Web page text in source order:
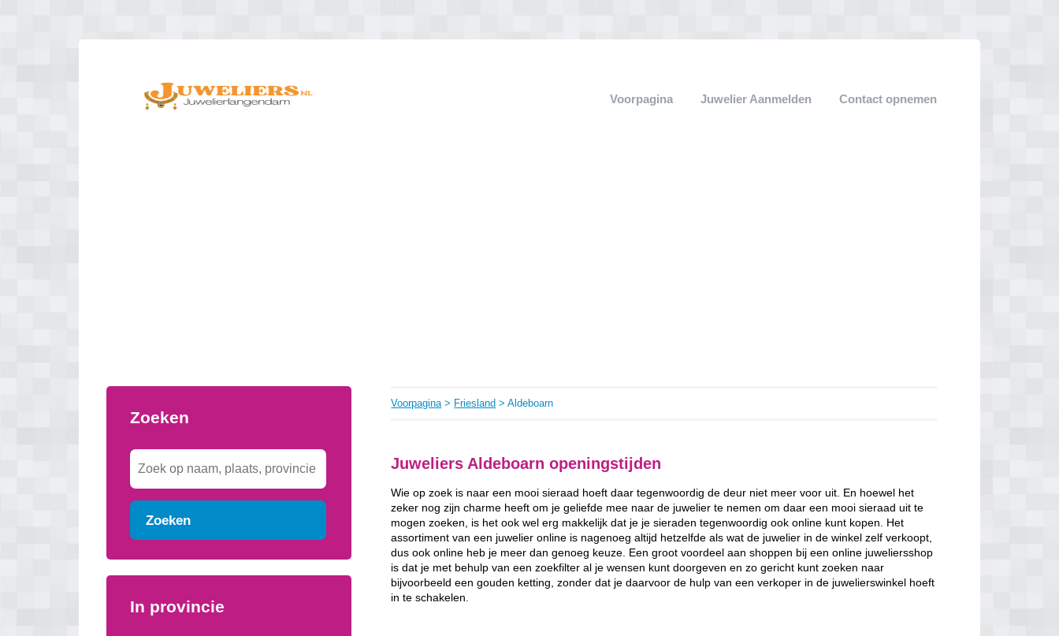
Voorpagina Juwelier Aanmelden Contact opnemen
Zoeken
Zoeken
In provincie
Voorpagina> Friesland > Aldeboarn
Juweliers Aldeboarn openingstijden
Wie op zoek is naar een mooi sieraad hoeft daar tegenwoordig de deur niet meer voor uit. En hoewel het
zeker nog zijn charme heeft om je geliefde mee naar de juwelier te nemen om daar een mooi sieraad uit te
mogen zoeken, is het ook wel erg makkelijk dat je je sieraden tegenwoordig ook online kunt kopen. Het
assortiment van een juwelier online is nagenoeg altijd hetzelfde als wat de juwelier in de winkel zelf verkoopt,
dus ook online heb je meer dan genoeg keuze. Een groot voordeel aan shoppen bij een online juweliersshop
is dat je met behulp van een zoekfilter al je wensen kunt doorgeven en zo gericht kunt zoeken naar
bijvoorbeeld een gouden ketting, zonder dat je daarvoor de hulp van een verkoper in de juwelierswinkel hoeft
in te schakelen.